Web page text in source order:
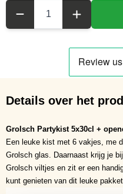
Details over het
Grolsch Partykist 5x30cl +
Een leuke kist met 6 vakjes, me
Grolsch glas. Daarnaast krijg je
Grolsch viltjes en zit er een
kunt genieten van dit leuke